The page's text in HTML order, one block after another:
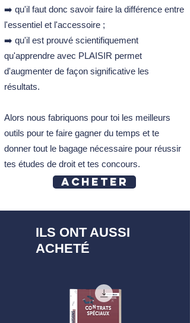
➡️ qu'il faut donc savoir faire la différence entre
l'essentiel et l'accessoire ;
➡️ qu'il est prouvé scientifiquement
qu'apprendre avec PLAISIR permet
d'augmenter de façon significative les
résultats.
Alors nous fabriquons pour toi les meilleurs
outils pour te faire gagner du temps et te
donner tout le bagage nécessaire pour réussir
tes études de droit et tes concours.
Acheter
ILS ONT AUSSI
ACHETÉ